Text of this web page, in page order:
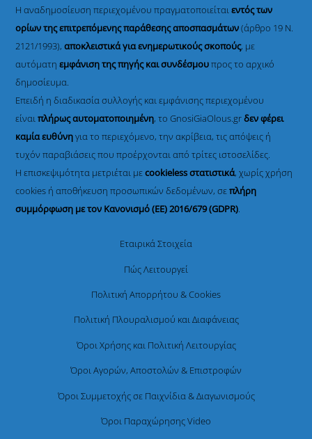
Η αναδημοσίευση περιεχομένου πραγματοποιείταιεντός των
ορίων της επιτρεπόμενης παράθεσης αποσπασμάτων(άρθρο 19 Ν.
2121/1993), αποκλειστικά για ενημερωτικούς σκοπούς, με
αυτόματηεμφάνιση της πηγής και συνδέσμουπρος το αρχικό
δημοσίευμα.
Επειδή η διαδικασία συλλογής και εμφάνισης περιεχομένου
είναιπλήρως αυτοματοποιημένη, το GnosiGiaOlous.grδεν φέρει
καμία ευθύνηγια το περιεχόμενο, την ακρίβεια, τις απόψεις ή
τυχόν παραβιάσεις που προέρχονται από τρίτες ιστοσελίδες.
Η επισκεψιμότητα μετριέται μεcookieless στατιστικά, χωρίς χρήση
cookies ή αποθήκευση προσωπικών δεδομένων, σεπλήρη
συμμόρφωση με τον Κανονισμό (ΕΕ) 2016/679 (GDPR).
Εταιρικά Στοιχεία
Πώς Λειτουργεί
Πολιτική Απορρήτου & Cookies
Πολιτική Πλουραλισμού και Διαφάνειας
Όροι Χρήσης και Πολιτική Λειτουργίας
Όροι Αγορών, Αποστολών & Επιστροφών
Όροι Συμμετοχής σε Παιχνίδια & Διαγωνισμούς
Όροι Παραχώρησης Video